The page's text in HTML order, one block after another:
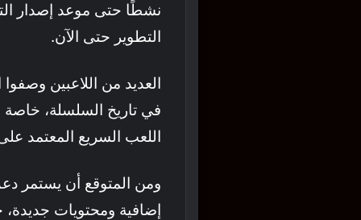
نشطًا حتى موعد إصدار
التطوير حتى الآن.
العديد من اللاعبين وصفوا
في تاريخ السلسلة، خاصة
اللعب السريع المعتمد
ومن المتوقع أن يستمر
إضافية ومحتويات جديدة،